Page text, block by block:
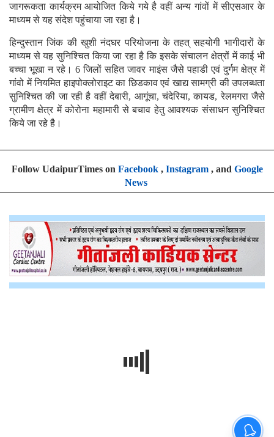
जागरूकता कार्यक्रम आयोजित किये गये है वहीं अन्य गांवों में सीएसआर के
माध्यम से यह संदेश पहुंचाया जा रहा है।
हिन्दुस्तान जिंक की खुशी नंदघर परियोजना के तहत् सहयोगी भागीदारों के
माध्यम से यह सुनिश्चित किया जा रहा है कि इसके संचालन क्षेत्रों में काई भी
बच्चा भूखा न रहे। 6 जिलों सहित जावर माइंस जैसे पहाडी एवं दुर्गम क्षेत्र में
गांवो में नियमित हाइपोक्लोराइट का छिडकाव एवं खाद्य सामग्री की उपलब्धता
सुनिश्चित की जा रही है वहीं देबारी, आगूंचा, चंदेरिया, कायड, रेलमगरा जैसे
ग्रामीण क्षेत्र में कोरोना महामारी से बचाव हेतु आवश्यक संसाधन सुनिश्चित
किये जा रहे है।
Follow UdaipurTimes on Facebook, Instagram, and Google
News